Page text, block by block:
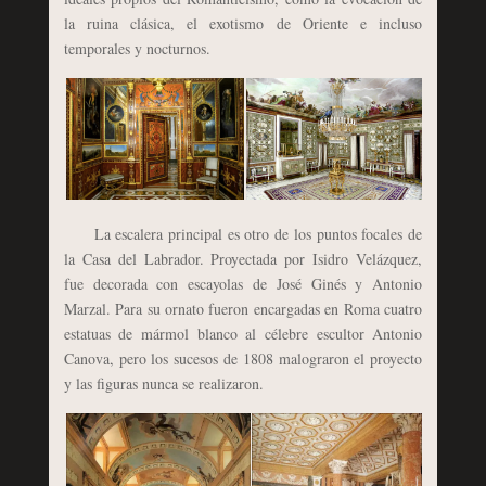
la ruina clásica, el exotismo de Oriente e incluso
temporales y nocturnos.
La escalera principal es otro de los puntos focales de
la Casa del Labrador. Proyectada por Isidro Velázquez,
fue decorada con escayolas de José Ginés y Antonio
Marzal. Para su ornato fueron encargadas en Roma cuatro
estatuas de mármol blanco al célebre escultor Antonio
Canova, pero los sucesos de 1808 malograron el proyecto
y las figuras nunca se realizaron.